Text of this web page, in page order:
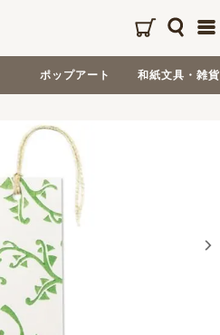
ポップアート 和紙文具・雑貨